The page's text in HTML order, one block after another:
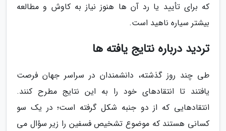
که برای تأیید یا رد آن ها هنوز نیاز به کاوش و مطالعه
بیشتر سیاره ناهید است.
تردید درباره نتایج یافته ها
طی چند روز گذشته، دانشمندان در سراسر جهان فرصت
یافتند تا انتقادهای خود را به این نتایج مطرح کنند.
انتقادهایی که از دو جنبه شکل گرفته است؛ در یک سو
کسانی هستند که موضوع تشخیص فسفین را زیر سؤال می